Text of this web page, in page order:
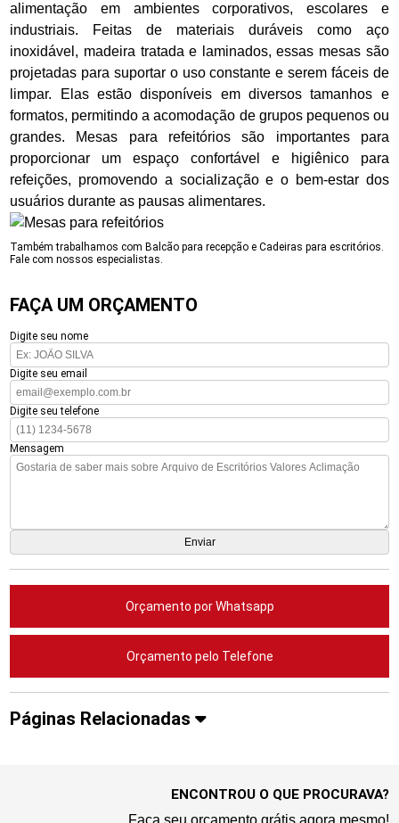
alimentação em ambientes corporativos, escolares e
industriais. Feitas de materiais duráveis como aço
inoxidável, madeira tratada e laminados, essas mesas são
projetadas para suportar o uso constante e serem fáceis de
limpar. Elas estão disponíveis em diversos tamanhos e
formatos, permitindo a acomodação de grupos pequenos ou
grandes. Mesas para refeitórios são importantes para
proporcionar um espaço confortável e higiênico para
refeições, promovendo a socialização e o bem-estar dos
usuários durante as pausas alimentares.
Também trabalhamos com Balcão para recepção e Cadeiras para escritórios.
Fale com nossos especialistas.
FAÇA UM ORÇAMENTO
Digite seu nome
Digite seu email
Digite seu telefone
Mensagem
Orçamento por Whatsapp
Orçamento pelo Telefone
Páginas Relacionadas
ENCONTROU O QUE PROCURAVA?
Faça seu orçamento grátis agora mesmo!